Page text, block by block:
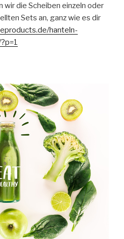
die Scheiben einzeln oder
Sets an, ganz wie es dir
hanteln-